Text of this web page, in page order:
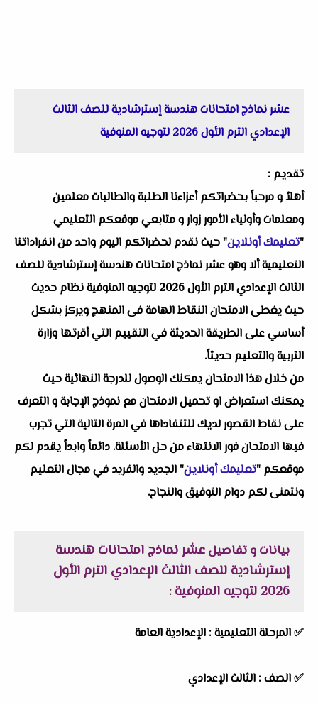
عشر نماذج امتحانات هندسة إسترشادية للصف الثالث
الإعدادي الترم الأول 2026 لتوجيه المنوفية
تقديم :
أهلاُ و مرحباً بحضراتكم أعزاءنا الطلبة والطالبات معلمين
ومعلمات وأولياء الأمور زوار و متابعي موقعكم التعليمي
"تعليمك أونلاين" حيث نقدم لحضراتكم اليوم واحد من انفراداتنا
التعليمية ألا وهو عشر نماذج امتحانات هندسة إسترشادية للصف
الثالث الإعدادي الترم الأول 2026 لتوجيه المنوفية نظام حديث
حيث يغطى الامتحان النقاط الهامة فى المنهج ويركز بشكل
أساسي على الطريقة الحديثة في التقييم التي أقرتها وزارة
التربية والتعليم حديثاً.
من خلال هذا الامتحان يمكنك الوصول للدرجة النهائية حيث
يمكنك استعراض او تحميل الامتحان مع نموذج الإجابة و التعرف
على نقاط القصور لديك للتتفاداها في المرة التالية التي تجرب
فيها الامتحان فور الانتهاء من حل الأسئلة. دائماً وابداً يقدم لكم
موقعكم "تعليمك أونلاين" الجديد والفريد في مجال التعليم
ونتمنى لكم دوام التوفيق والنجاح.
بيانات و تفاصيلعشر نماذج امتحانات هندسة
إسترشادية للصف الثالث الإعدادي الترم الأول
2026 لتوجيه المنوفية
:
✅المرحلة التعليمية : الإعدادية العامة
✅الصف : الثالث الإعدادي